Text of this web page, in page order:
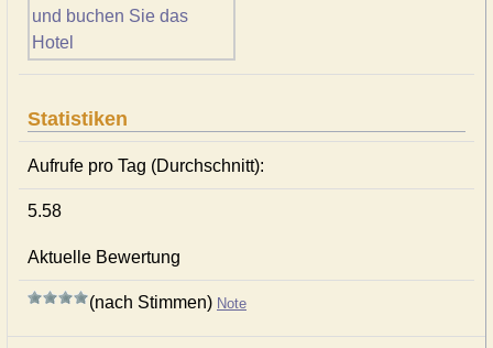
Statistiken
Aufrufe pro Tag (Durchschnitt):
5.58
Aktuelle Bewertung
(nach Stimmen) Note